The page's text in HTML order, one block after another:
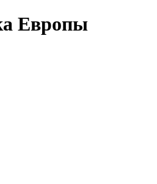
Европы